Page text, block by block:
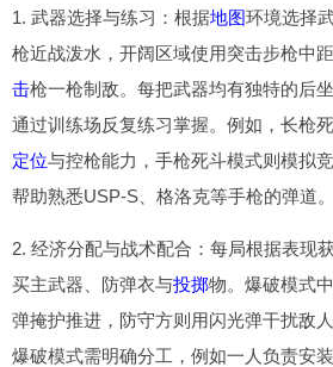
1. 武器选择与练习：根据地图环境选择
枪近战泼水，开阔区域使用突击步枪中
击枪一枪制敌。每把武器均有独特的后
通过训练场反复练习掌握。例如，长枪
定位与控枪能力，手枪死斗模式则模拟
帮助熟悉USP-S、格洛克等手枪的弹道。
2. 经济分配与战术配合：每局根据表现
买主武器、防弹衣与投掷物。爆破模式
弹掩护推进，防守方则用闪光弹干扰敌
爆破模式需明确分工，例如一人负责安